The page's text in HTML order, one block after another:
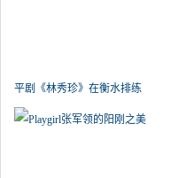
平剧《林秀珍》在衡水排练